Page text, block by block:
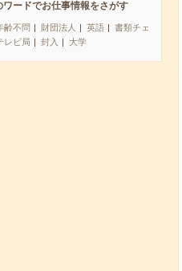
ワードでお仕事情報をさがす
齢不問 財団法人 英語
書類チェ
レビ局 封入 大学